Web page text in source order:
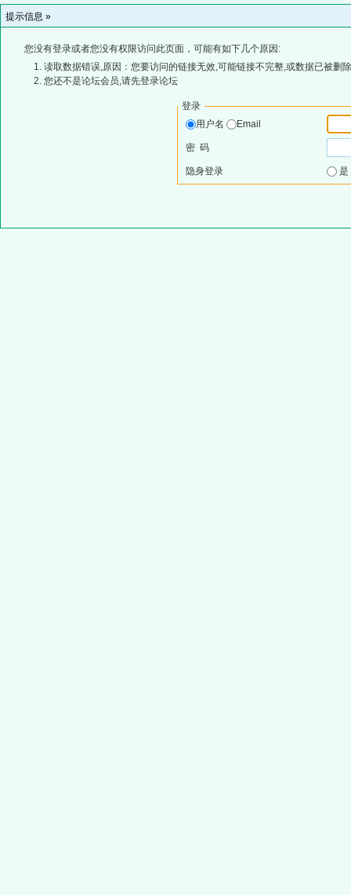
提示信息 »
您没有登录或者您没有权限访问此页面，可能有如下几个原因:
读取数据错误,原因：您要访问的链接无效,可能链接不完整,或数据已被删
您还不是论坛会员,请先登录论坛
登录
用户名
Email
密 码
隐身登录